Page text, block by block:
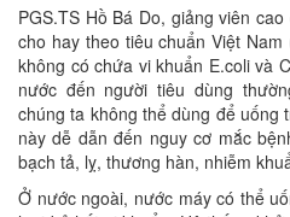
PGS.TS Hồ Bá Do, giảng viên
cho hay theo tiêu chuẩn Việt
không có chứa vi khuẩn E.coli và
nước đến người tiêu dùng
chúng ta không thể dùng để uống
này dễ dẫn đến nguy cơ mắc
bạch tả, lỵ, thương hàn, nhiễm
Ở nước ngoài, nước máy có thể